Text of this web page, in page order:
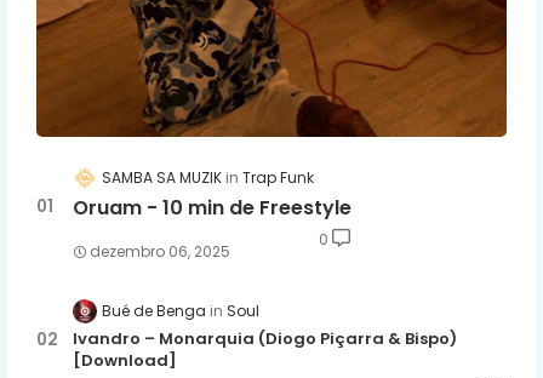
SAMBA SA MUZIK Trap Funk
Oruam - 10 min de Freestyle
dezembro 06, 2025
0
Bué de Benga Soul
Ivandro – Monarquia (Diogo Piçarra & Bispo)
[Download]